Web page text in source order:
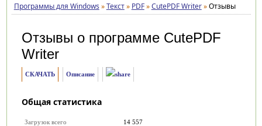
Программы для Windows »Текст» PDF»CutePDF Writer»Отзывы
Отзывы о программе CutePDF
Writer
СКАЧАТЬ Описание
Общая статистика
Загрузок всего
14 557